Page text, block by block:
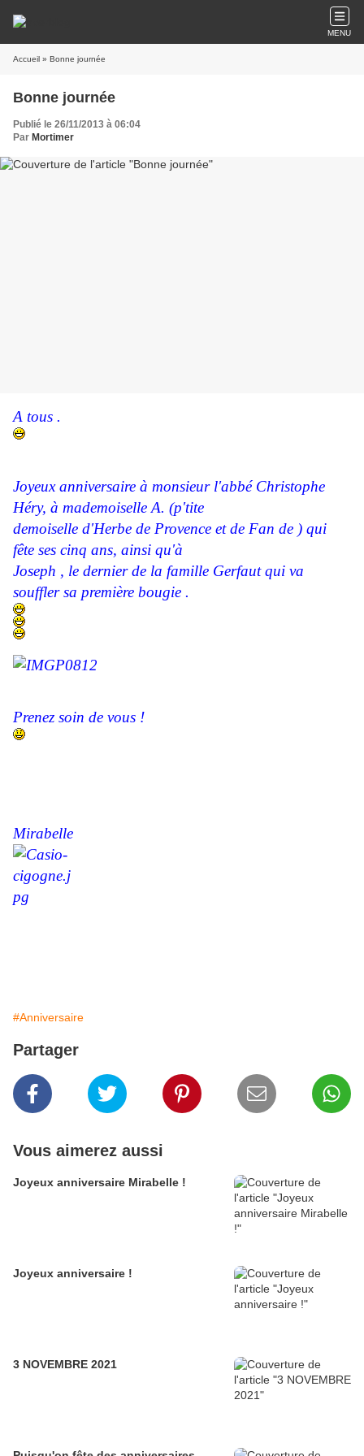
MENU
Accueil » Bonne journée
Bonne journée
Publié le 26/11/2013 à 06:04
Par Mortimer
A tous .
Joyeux anniversaire à monsieur l'abbé Christophe
Héry, à mademoiselle A. (p'tite
demoiselle d'Herbe de Provence et de Fan de ) qui
fête ses cinq ans, ainsi qu'à
Joseph , le dernier de la famille Gerfaut qui va
souffler sa première bougie .
Prenez soin de vous !
Mirabelle
#Anniversaire
Partager
Vous aimerez aussi
Joyeux anniversaire Mirabelle !
Joyeux anniversaire !
3 NOVEMBRE 2021